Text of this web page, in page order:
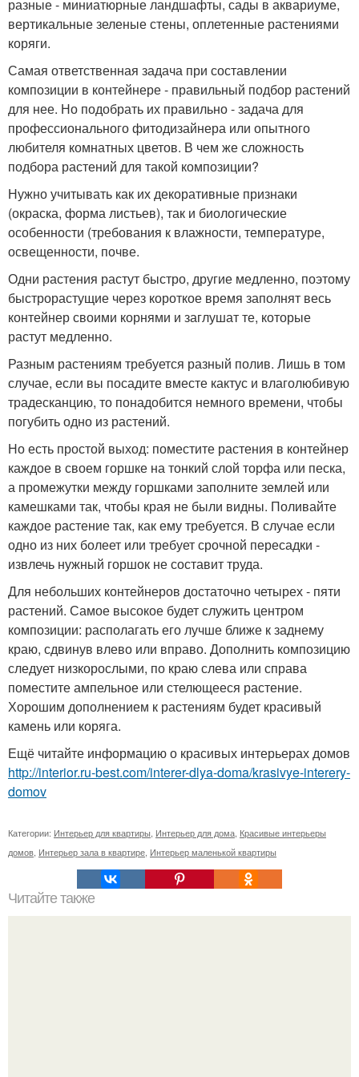
разные - миниатюрные ландшафты, сады в аквариуме,
вертикальные зеленые стены, оплетенные растениями
коряги.
Самая ответственная задача при составлении
композиции в контейнере - правильный подбор растений
для нее. Но подобрать их правильно - задача для
профессионального фитодизайнера или опытного
любителя комнатных цветов. В чем же сложность
подбора растений для такой композиции?
Нужно учитывать как их декоративные признаки
(окраска, форма листьев), так и биологические
особенности (требования к влажности, температуре,
освещенности, почве.
Одни растения растут быстро, другие медленно, поэтому
быстрорастущие через короткое время заполнят весь
контейнер своими корнями и заглушат те, которые
растут медленно.
Разным растениям требуется разный полив. Лишь в том
случае, если вы посадите вместе кактус и влаголюбивую
традесканцию, то понадобится немного времени, чтобы
погубить одно из растений.
Но есть простой выход: поместите растения в контейнер
каждое в своем горшке на тонкий слой торфа или песка,
а промежутки между горшками заполните землей или
камешками так, чтобы края не были видны. Поливайте
каждое растение так, как ему требуется. В случае если
одно из них болеет или требует срочной пересадки -
извлечь нужный горшок не составит труда.
Для небольших контейнеров достаточно четырех - пяти
растений. Самое высокое будет служить центром
композиции: располагать его лучше ближе к заднему
краю, сдвинув влево или вправо. Дополнить композицию
следует низкорослыми, по краю слева или справа
поместите ампельное или стелющееся растение.
Хорошим дополнением к растениям будет красивый
камень или коряга.
Ещё читайте информацию о красивых интерьерах домов
http://interior.ru-best.com/interer-dlya-doma/krasivye-interery-
domov
Категории: Интерьер для квартиры, Интерьер для дома, Красивые интерьеры
домов, Интерьер зала в квартире, Интерьер маленькой квартиры
Читайте также